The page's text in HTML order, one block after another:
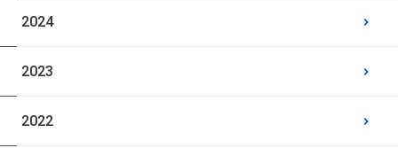
2024
2023
2022